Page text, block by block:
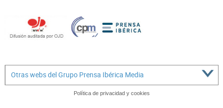
Otras webs del Grupo Prensa Ibérica Media
Política de privacidad y cookies